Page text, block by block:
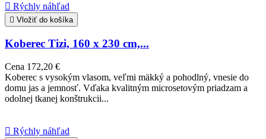
 Rýchly náhľad
 Vložiť do košíka
Koberec Tizi, 160 x 230 cm,...
Cena 172,20 €
Koberec s vysokým vlasom, veľmi mäkký a pohodlný, vnesie do
domu jas a jemnosť. Vďaka kvalitným microsetovým priadzam a
odolnej tkanej konštrukcii...
 Rýchly náhľad